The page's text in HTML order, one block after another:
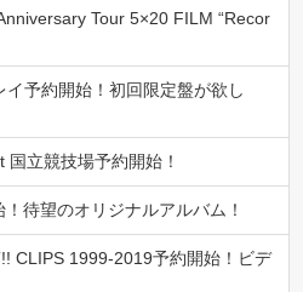
Tour 5×20 FILM “Recor
予約開始！初回限定盤が欲し
国立競技場予約開始！
！待望のオリジナルアルバム！
CLIPS 1999-2019予約開始！ビデ